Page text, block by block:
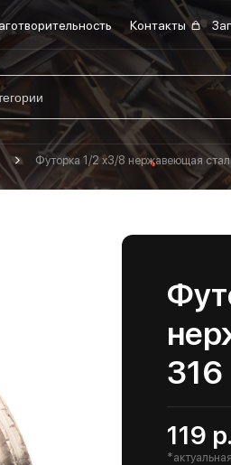
Контакты
Футорка 1/2 х3/8 нержавеющая
316
119 р.